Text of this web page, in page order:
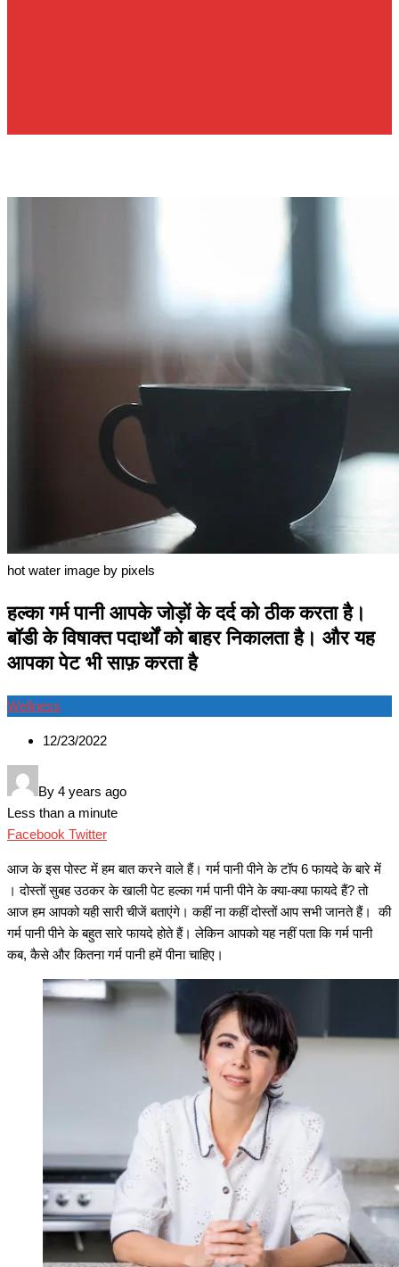
hot water image by pixels
हल्का गर्म पानी आपके जोड़ों के दर्द को ठीक करता है।
बॉडी के विषाक्त पदार्थों को बाहर निकालता है। और यह
आपका पेट भी साफ़ करता है
Wellness
12/23/2022
By 4 years ago
Less than a minute
Facebook TwitterGoogle+
LinkedIn
Whatsapp
Pinterest
Share
Email
Print
आज के इस पोस्ट में हम बात करने वाले हैं। गर्म पानी पीने के टॉप 6 फायदे के बारे में
। दोस्तों सुबह उठकर के खाली पेट हल्का गर्म पानी पीने के क्या-क्या फायदे हैं? तो
आज हम आपको यही सारी चीजें बताएंगे। कहीं ना कहीं दोस्तों आप सभी जानते हैं। की
गर्म पानी पीने के बहुत सारे फायदे होते हैं। लेकिन आपको यह नहीं पता कि गर्म पानी
कब, कैसे और कितना गर्म पानी हमें पीना चाहिए।